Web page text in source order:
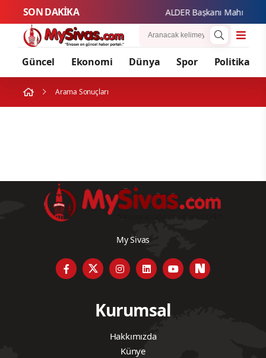
SON DAKİKA ALDER Başkanı Mahmut
Güncel Ekonomi Dünya Spor Politika
Arama Sonuçları
My Sivas
Kurumsal
Hakkımızda
Künye